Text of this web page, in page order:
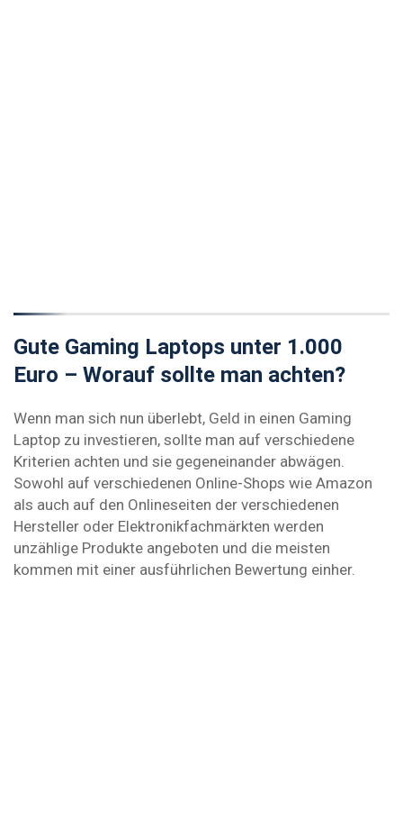
Gute Gaming Laptops unter 1.000
Euro – Worauf sollte man achten?
Wenn man sich nun überlebt, Geld in einen Gaming
Laptop zu investieren, sollte man auf verschiedene
Kriterien achten und sie gegeneinander abwägen.
Sowohl auf verschiedenen Online-Shops wie Amazon
als auch auf den Onlineseiten der verschiedenen
Hersteller oder Elektronikfachmärkten werden
unzählige Produkte angeboten und die meisten
kommen mit einer ausführlichen Bewertung einher.